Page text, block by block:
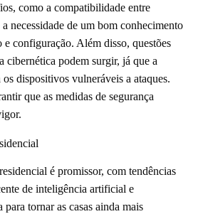
como a compatibilidade entre
necessidade de um bom conhecimento
e configuração. Além disso, questões
cibernética podem surgir, já que a
dispositivos vulneráveis a ataques.
que as medidas de segurança
é promissor, com tendências
de inteligência artificial e
tornar as casas ainda mais